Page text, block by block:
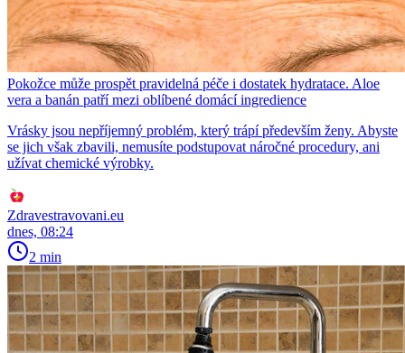
Pokožce může prospět pravidelná péče i dostatek hydratace. Aloe
vera a banán patří mezi oblíbené domácí ingredience
Vrásky jsou nepříjemný problém, který trápí především ženy. Abyste
se jich však zbavili, nemusíte podstupovat náročné procedury, ani
užívat chemické výrobky.
Zdravestravovani.eu
dnes, 08:24
2 min